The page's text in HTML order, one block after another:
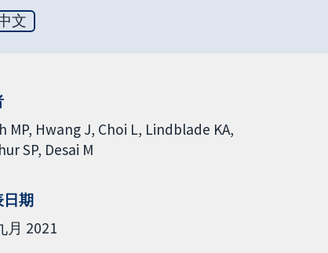
文
MP Hwang J Choi L Lindblade KA
SP Desai M
日期
月 2021